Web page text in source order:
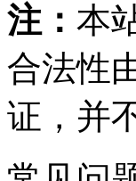
注： 本
合法性
证，并